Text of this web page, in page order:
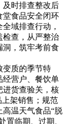
及时排查整改后
堂食品安全闭环
域排查行动，
检查，从严整治
洞，筑牢考前食
质的季节特
经营户、餐饮单
进货查验关，核
架销售；规范
温天气食品“脱
置临期、过期、